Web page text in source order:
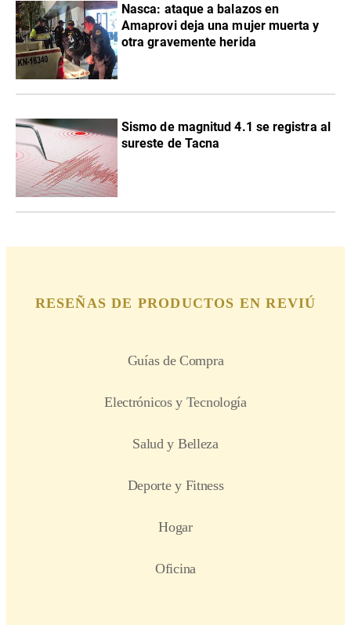
Nasca: ataque a balazos en
Amaprovi deja una mujer muerta y
otra gravemente herida
Sismo de magnitud 4.1 se registra al
sureste de Tacna